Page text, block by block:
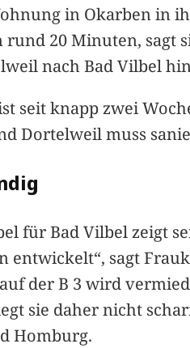
in Okarben in
rund 20 Minuten, sagt
nach Bad Vilbel
seit knapp zwei
Dortelweil muss
für Bad Vilbel zeigt
entwickelt“, sagt
der B 3 wird
sie daher nicht
Homburg.